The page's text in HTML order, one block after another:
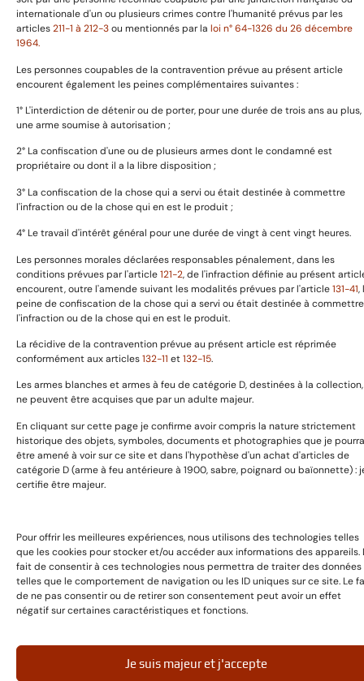
internationale d'un ou plusieurs crimes contre l'humanité prévus par les
articles211-1 à 212-3ou mentionnés par la loi n° 64-1326 du 26 décembre
1964.
Les personnes coupables de la contravention prévue au présent article
encourent également les peines complémentaires suivantes :
1° L'interdiction de détenir ou de porter, pour une durée de trois ans au plus,
une arme soumise à autorisation ;
2° La confiscation d'une ou de plusieurs armes dont le condamné est
propriétaire ou dont il a la libre disposition ;
3° La confiscation de la chose qui a servi ou était destinée à commettre
l'infraction ou de la chose qui en est le produit ;
4° Le travail d'intérêt général pour une durée de vingt à cent vingt heures.
Les personnes morales déclarées responsables pénalement, dans les
conditions prévues par l'article121-2, de l'infraction définie au présent
encourent, outre l'amende suivant les modalités prévues par l'article131-41,
peine de confiscation de la chose qui a servi ou était destinée à commettre
l'infraction ou de la chose qui en est le produit.
La récidive de la contravention prévue au présent article est réprimée
conformément aux articles132-11 et132-15.
Les armes blanches et armes à feu de catégorie D, destinées à la collection,
ne peuvent être acquises que par un adulte majeur.
En cliquant sur cette page je confirme avoir compris la nature strictement
historique des objets, symboles, documents et photographies que je
être amené à voir sur ce site et dans l'hypothèse d'un achat d'articles de
catégorie D (arme à feu antérieure à 1900, sabre, poignard ou baïonnette) :
certifie être majeur.
Pour offrir les meilleures expériences, nous utilisons des technologies telles
que les cookies pour stocker et/ou accéder aux informations des appareils.
fait de consentir à ces technologies nous permettra de traiter des données
telles que le comportement de navigation ou les ID uniques sur ce site. Le
de ne pas consentir ou de retirer son consentement peut avoir un effet
négatif sur certaines caractéristiques et fonctions.
Je suis majeur et j'accepte
Avertissement
Politique de confidentialité
Conditions de retour et remboursemenet
Prestation de service
Boutique
Expositions & Evénements
Contact
Copyright © 2025 GaillardAvant Collections, Tous droits
réservées. Boosté parPassionseo